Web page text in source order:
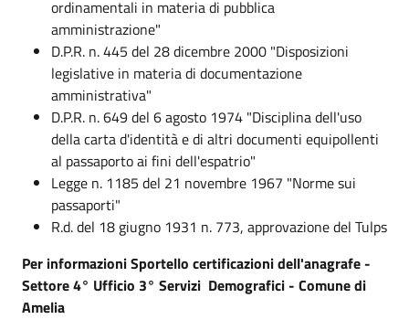
ordinamentali in materia di pubblica
amministrazione"
D.P.R. n. 445 del 28 dicembre 2000 "Disposizioni
legislative in materia di documentazione
amministrativa"
D.P.R. n. 649 del 6 agosto 1974 "Disciplina dell'uso
della carta d'identità e di altri documenti equipollenti
al passaporto ai fini dell'espatrio"
Legge n. 1185 del 21 novembre 1967 "Norme sui
passaporti"
R.d. del 18 giugno 1931 n. 773, approvazione del Tulps
Per informazioniSportello certificazioni dell'anagrafe -
Settore 4° Ufficio 3° Servizi Demografici - Comune di
Amelia